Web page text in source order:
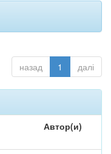
назад 1 далі
Автор(и)